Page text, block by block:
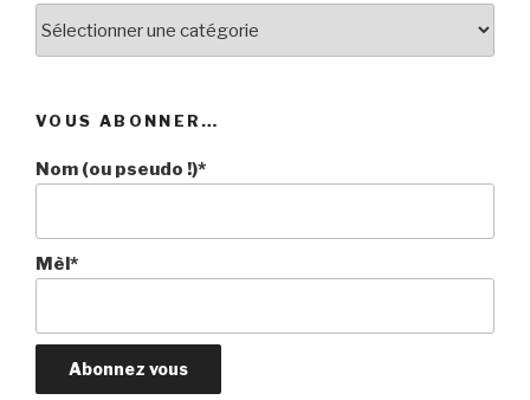
VOUS ABONNER…
Nom (ou pseudo !)*
Mèl*